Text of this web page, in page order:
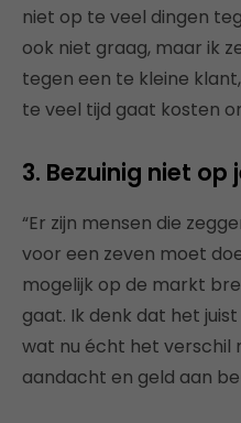
niet op te veel dingen
ook niet graag, maar ik
tegen een te kleine
te veel tijd gaat kosten
3. Bezuinig niet op
“Er zijn mensen die
voor een zeven moet
mogelijk op de markt
gaat. Ik denk dat het
wat nu écht het verschil
aandacht en geld aan